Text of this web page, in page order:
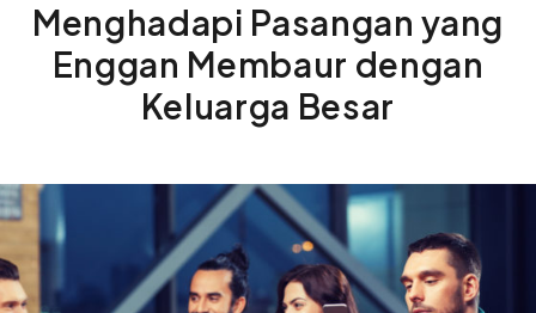
Menghadapi Pasangan yang
Enggan Membaur dengan
Keluarga Besar